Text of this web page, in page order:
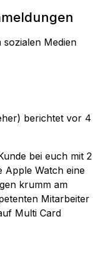
Medien
berichtet vor 4
bei euch mit 2
Apple Watch eine
krumm am
Mitarbeiter
Multi Card